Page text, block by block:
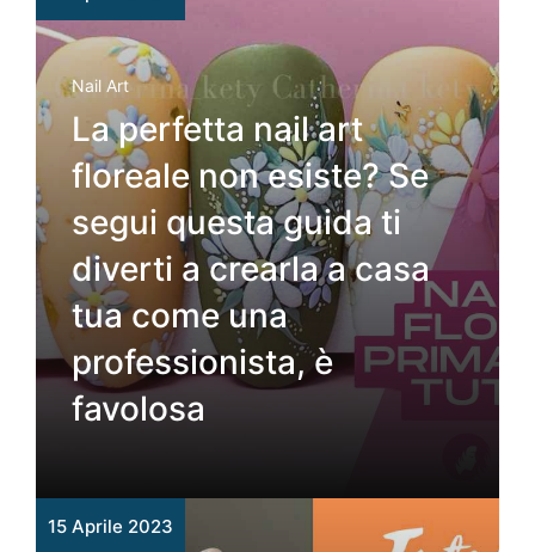
Nail Art
La perfetta nail art
floreale non esiste? Se
segui questa guida ti
diverti a crearla a casa
tua come una
professionista, è
favolosa
15 Aprile 2023